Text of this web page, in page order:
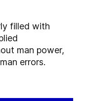
filled with
man power,
errors.